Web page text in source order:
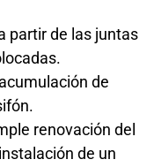
partir de las juntas
de
renovación del
de un